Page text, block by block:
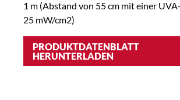
1 m (Abstand von 55 cm mit einer
25 mW/cm2)
PRODUKTDATENBLATT
HERUNTERLADEN